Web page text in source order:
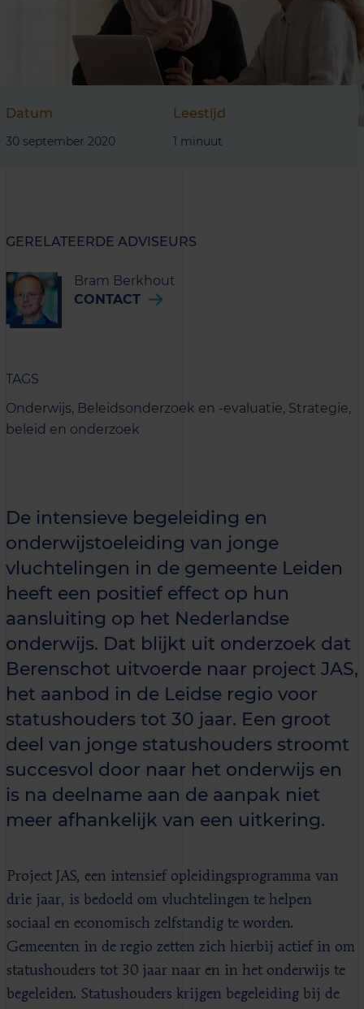
Datum
30 september 2020
Leestijd
1 minuut
GERELATEERDE ADVISEURS
Bram Berkhout
CONTACT
TAGS
Onderwijs, Beleidsonderzoek en -evaluatie, Strategie,
beleid en onderzoek
De intensieve begeleiding en
onderwijstoeleiding van jonge
vluchtelingen in de gemeente Leiden
heeft een positief effect op hun
aansluiting op het Nederlandse
onderwijs. Dat blijkt uit onderzoek dat
Berenschot uitvoerde naar project JAS,
het aanbod in de Leidse regio voor
statushouders tot 30 jaar. Een groot
deel van jonge statushouders stroomt
succesvol door naar het onderwijs en
is na deelname aan de aanpak niet
meer afhankelijk van een uitkering.
Project JAS, een intensief opleidingsprogramma van
drie jaar, is bedoeld om vluchtelingen te helpen
sociaal en economisch zelfstandig te worden.
Gemeenten in de regio zetten zich hierbij actief in om
statushouders tot 30 jaar naar en in het onderwijs te
begeleiden. Statushouders krijgen begeleiding bij de